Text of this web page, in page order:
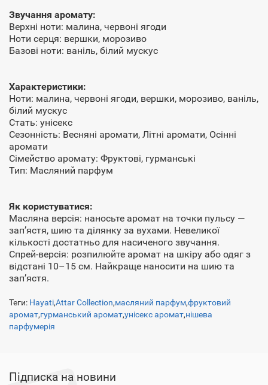
Звучання аромату:
Верхні ноти: малина, червоні ягоди
Ноти серця: вершки, морозиво
Базові ноти: ваніль, білий мускус
Характеристики:
Ноти: малина, червоні ягоди, вершки, морозиво, ваніль,
білий мускус
Стать: унісекс
Сезонність: Весняні аромати, Літні аромати, Осінні
аромати
Сімейство аромату: Фруктові, гурманські
Тип: Масляний парфум
Як користуватися:
Масляна версія: наносьте аромат на точки пульсу —
зап’ястя, шию та ділянку за вухами. Невеликої
кількості достатньо для насиченого звучання.
Спрей-версія: розпилюйте аромат на шкіру або одяг з
відстані 10–15 см. Найкраще наносити на шию та
зап’ястя.
Теги: Hayati,Attar Collection,масляний парфум,фруктовий
аромат,гурманський аромат,унісекс аромат,нішева
парфумерія
Підписка на новини